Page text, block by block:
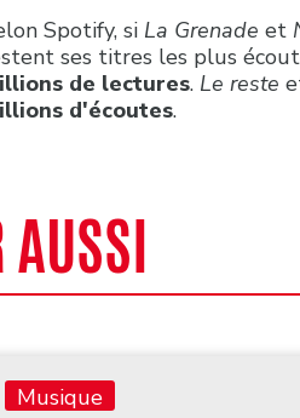
Spotify, si La Grenade et
ses titres les plus
de lectures. Le reste
d'écoutes.
Musique